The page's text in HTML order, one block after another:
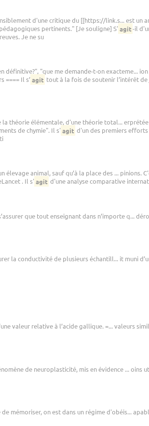
d'une critique du [[https://link.s... est un
pertinents." [Je souligne] S' agit-il
Je ne su
définitive?", "que me demande-t-on exacteme...
==== Il s’agit tout à la fois de soutenir l’intérêt
la théorie élémentale, d'une théorie total...
de chymie". Il s' agit d'un des premiers efforts
élevage animal, sauf qu’à la place des ... pinions.
. Il s' agit d'une analyse comparative
que tout enseignant dans n’importe q...
la conductivité de plusieurs échantill... it muni
valeur relative à l’acide gallique. =... valeurs
de neuroplasticité, mis en évidence ... oins
de mémoriser, on est dans un régime d'obéis...